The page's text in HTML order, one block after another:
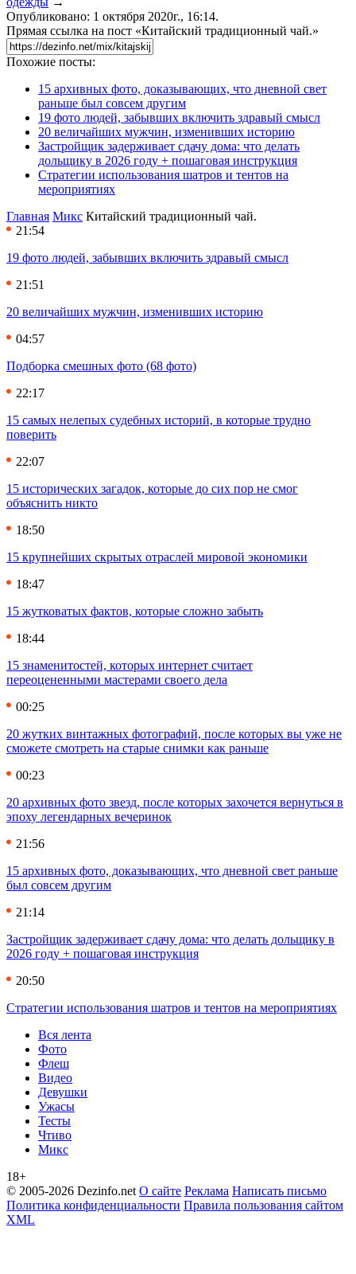
Опубликовано: 1 октября 2020г., 16:14.
Прямая ссылка на пост «Китайский традиционный чай.»
Похожие посты:
15 архивных фото, доказывающих, что дневной свет
раньше был совсем другим
19 фото людей, забывших включить здравый смысл
20 величайших мужчин, изменивших историю
Застройщик задерживает сдачу дома: что делать
дольщику в 2026 году + пошаговая инструкция
Стратегии использования шатров и тентов на
мероприятиях
Главная Микс Китайский традиционный чай.
21:54
19 фото людей, забывших включить здравый смысл
21:51
20 величайших мужчин, изменивших историю
04:57
Подборка смешных фото (68 фото)
22:17
15 самых нелепых судебных историй, в которые трудно
поверить
22:07
15 исторических загадок, которые до сих пор не смог
объяснить никто
18:50
15 крупнейших скрытых отраслей мировой экономики
18:47
15 жутковатых фактов, которые сложно забыть
18:44
15 знаменитостей, которых интернет считает
переоцененными мастерами своего дела
00:25
20 жутких винтажных фотографий, после которых вы уже не
сможете смотреть на старые снимки как раньше
00:23
20 архивных фото звезд, после которых захочется вернуться в
эпоху легендарных вечеринок
21:56
15 архивных фото, доказывающих, что дневной свет раньше
был совсем другим
21:14
Застройщик задерживает сдачу дома: что делать дольщику в
2026 году + пошаговая инструкция
20:50
Стратегии использования шатров и тентов на мероприятиях
Вся лента
Фото
Флеш
Видео
Девушки
Ужасы
Тесты
Чтиво
Микс
18+
© 2005-2026 Dezinfo.net О сайте Реклама Написать письмо
Политика конфиденциальности Правила пользования сайтом
XML